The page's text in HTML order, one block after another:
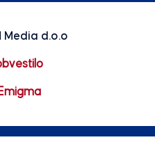
Media d.o.o